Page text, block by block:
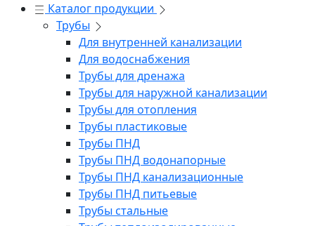
Каталог продукции
Трубы
Для внутренней канализации
Для водоснабжения
Трубы для дренажа
Трубы для наружной канализации
Трубы для отопления
Трубы пластиковые
Трубы ПНД
Трубы ПНД водонапорные
Трубы ПНД канализационные
Трубы ПНД питьевые
Трубы стальные